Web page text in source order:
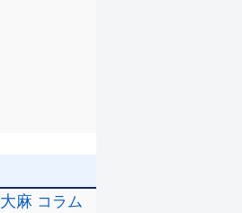
大麻 コラム